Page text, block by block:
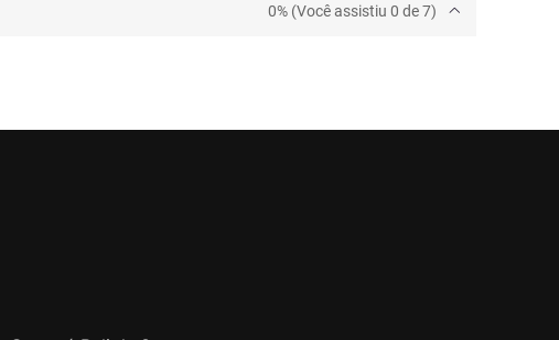
0% (Você assistiu 0 de 7)